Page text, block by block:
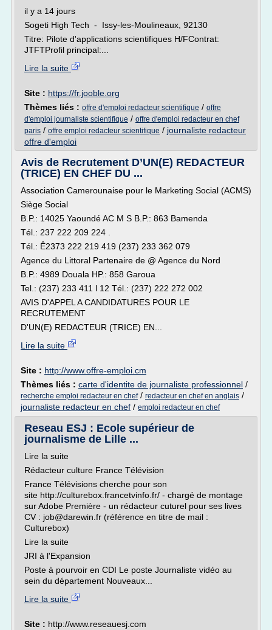
il y a 14 jours
Sogeti High Tech - Issy-les-Moulineaux, 92130
Titre: Pilote d'applications scientifiques H/FContrat:
JTFTProfil principal:...
Lire la suite
Site : https://fr.jooble.org
Thèmes liés : offre d'emploi redacteur scientifique / offre
d'emploi journaliste scientifique / offre d'emploi redacteur en chef
paris / offre emploi redacteur scientifique / journaliste redacteur
offre d'emploi
Avis de Recrutement D’UN(E) REDACTEUR
(TRICE) EN CHEF DU ...
Association Camerounaise pour le Marketing Social (ACMS)
Siège Social
B.P.: 14025 Yaoundé AC M S B.P.: 863 Bamenda
Tél.: 237 222 209 224 .
Tél.: Ê2373 222 219 419 (237) 233 362 079
Agence du Littoral Partenaire de @ Agence du Nord
B.P.: 4989 Douala HP.: 858 Garoua
Tel.: (237) 233 411 l 12 Tél.: (237) 222 272 002
AVIS D'APPEL A CANDIDATURES POUR LE
RECRUTEMENT
D'UN(E) REDACTEUR (TRICE) EN...
Lire la suite
Site : http://www.offre-emploi.cm
Thèmes liés : carte d'identite de journaliste professionnel /
recherche emploi redacteur en chef/ redacteur en chef en anglais /
journaliste redacteur en chef / emploi redacteur en chef
Reseau ESJ : Ecole supérieur de
journalisme de Lille ...
Lire la suite
Rédacteur culture France Télévision
France Télévisions cherche pour son
site http://culturebox.francetvinfo.fr/ - chargé de montage
sur Adobe Première - un rédacteur cuturel pour ses lives
CV : job@darewin.fr (référence en titre de mail :
Culturebox)
Lire la suite
JRI à l'Expansion
Poste à pourvoir en CDI Le poste Journaliste vidéo au
sein du département Nouveaux...
Lire la suite
Site : http://www.reseauesj.com